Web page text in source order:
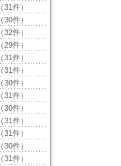
（31件）
（30件）
（32件）
（29件）
（31件）
（31件）
（30件）
（31件）
（30件）
（31件）
（31件）
（30件）
（31件）